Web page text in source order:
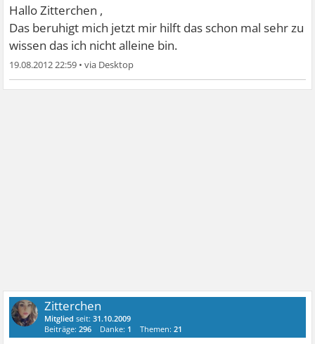
Hallo Zitterchen ,
Das beruhigt mich jetzt mir hilft das schon mal sehr zu
wissen das ich nicht alleine bin.
19.08.2012 22:59 •
Zitterchen
Mitglied seit:31.10.2009
Beiträge:296 Danke: 1 Themen:21